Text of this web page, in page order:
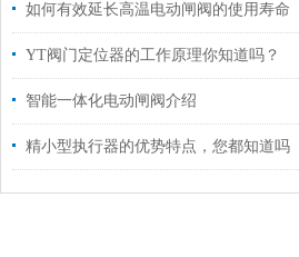
如何有效延长高温电动闸阀的使用寿命
YT阀门定位器的工作原理你知道吗？
智能一体化电动闸阀介绍
精小型执行器的优势特点，您都知道吗